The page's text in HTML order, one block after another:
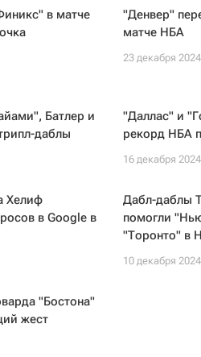
в матче
"Денвер"
матче НБА
23 декабря 2024
Батлер и
даблы
"Даллас" и
рекорд НБА
16 декабря 2024
Хелиф
в Google в
Дабл-даблы
помогли
"Торонто" в
10 декабря 2024
"Бостона"
жест